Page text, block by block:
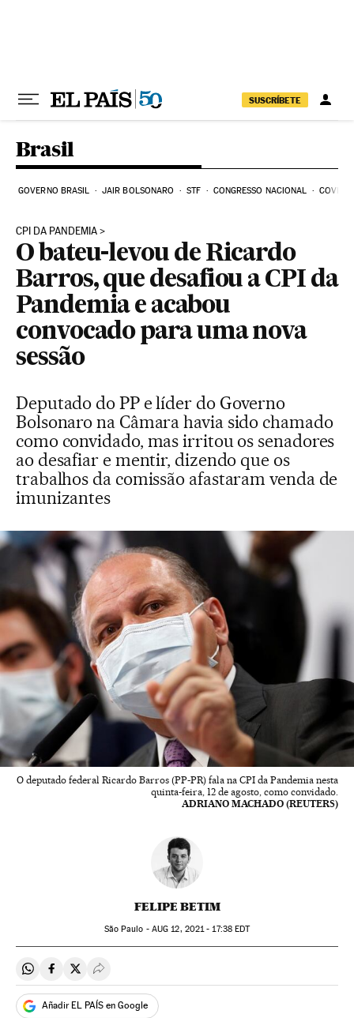
SUSCRÍBETE
Brasil
GOVERNO BRASIL JAIR BOLSONARO STF CONGRESSO NACIONAL COVID-
CPI DA PANDEMIA
O bateu-levou de Ricardo
Barros, que desafiou a CPI da
Pandemia e acabou
convocado para uma nova
sessão
Deputado do PP e líder do Governo
Bolsonaro na Câmara havia sido chamado
como convidado, mas irritou os senadores
ao desafiar e mentir, dizendo que os
trabalhos da comissão afastaram venda de
imunizantes
O deputado federal Ricardo Barros (PP-PR) fala na CPI da Pandemia nesta
quinta-feira, 12 de agosto, como convidado.
ADRIANO MACHADO (REUTERS)
FELIPE BETIM
São Paulo - AUG 12, 2021 - 17:38EDT
Compartir en Whatsapp
Compartir en Facebook
Compartir en Twitter
Desplegar Redes Sociales
Añadir EL PAÍS en Google